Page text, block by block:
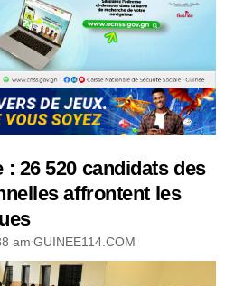
26 520 candidats des
affrontent les
am GUINEE114.COM